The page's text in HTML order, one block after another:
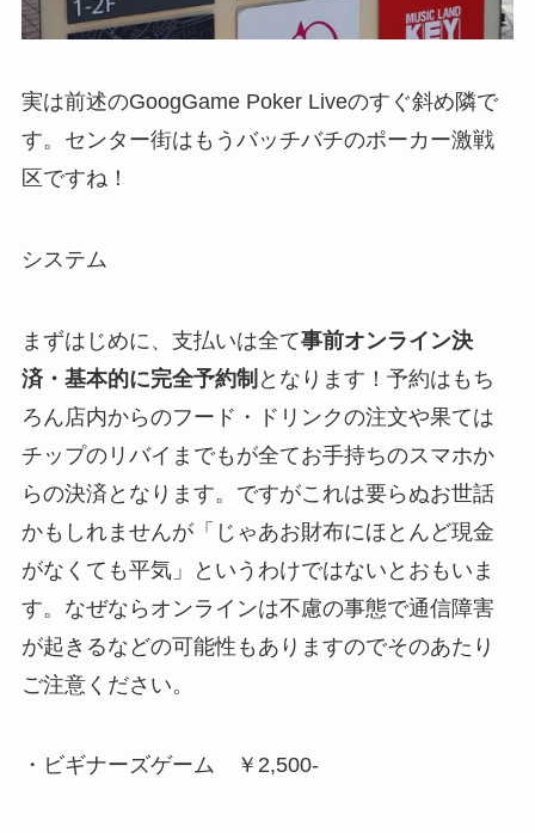
実は前述のGoogGame Poker Liveのすぐ斜め隣で
す。センター街はもうバッチバチのポーカー激戦
区ですね！
システム
まずはじめに、支払いは全て事前オンライン決
済・基本的に完全予約制 となります！予約はもち
ろん店内からのフード・ドリンクの注文や果ては
チップのリバイまでもが全てお手持ちのスマホか
らの決済となります。ですがこれは要らぬお世話
かもしれませんが「じゃあお財布にほとんど現金
がなくても平気」というわけではないとおもいま
す。なぜならオンラインは不慮の事態で通信障害
が起きるなどの可能性もありますのでそのあたり
ご注意ください。
・ビギナーズゲーム ￥2,500-